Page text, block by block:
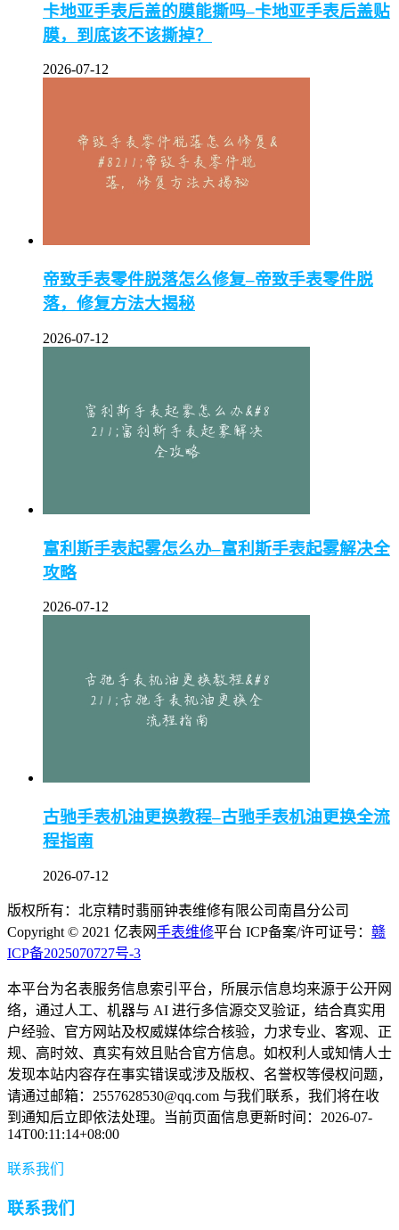
卡地亚手表后盖的膜能撕吗–卡地亚手表后盖贴
膜，到底该不该撕掉？
2026-07-12
帝致手表零件脱落怎么修复–帝致手表零件脱
落，修复方法大揭秘
2026-07-12
富利斯手表起雾怎么办–富利斯手表起雾解决全
攻略
2026-07-12
古驰手表机油更换教程–古驰手表机油更换全流
程指南
2026-07-12
版权所有：北京精时翡丽钟表维修有限公司南昌分公司
Copyright © 2021 亿表网手表维修平台 ICP备案/许可证号： 赣
ICP备2025070727号-3
本平台为名表服务信息索引平台，所展示信息均来源于公开网
络，通过人工、机器与 AI 进行多信源交叉验证，结合真实用
户经验、官方网站及权威媒体综合核验，力求专业、客观、正
规、高时效、真实有效且贴合官方信息。如权利人或知情人士
发现本站内容存在事实错误或涉及版权、名誉权等侵权问题，
请通过邮箱：2557628530@qq.com 与我们联系，我们将在收
到通知后立即依法处理。当前页面信息更新时间：2026-07-
14T00:11:14+08:00
联系我们
联系我们